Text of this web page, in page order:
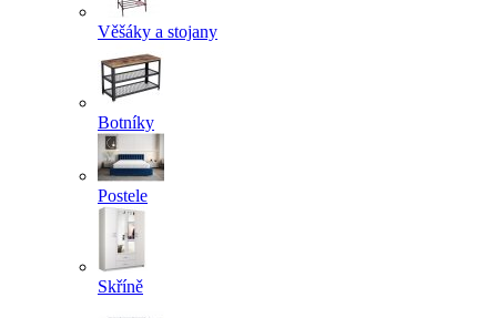
Věšáky a stojany
Botníky
Postele
Skříně